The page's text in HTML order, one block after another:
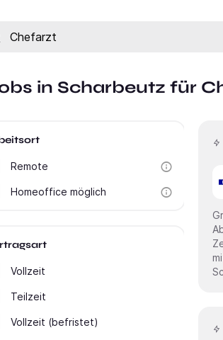
Fähigkeit oder Firma
in Scharbeutz für
Remote
Homeoffice möglich
Vollzeit
Teilzeit
Vollzeit (befristet)